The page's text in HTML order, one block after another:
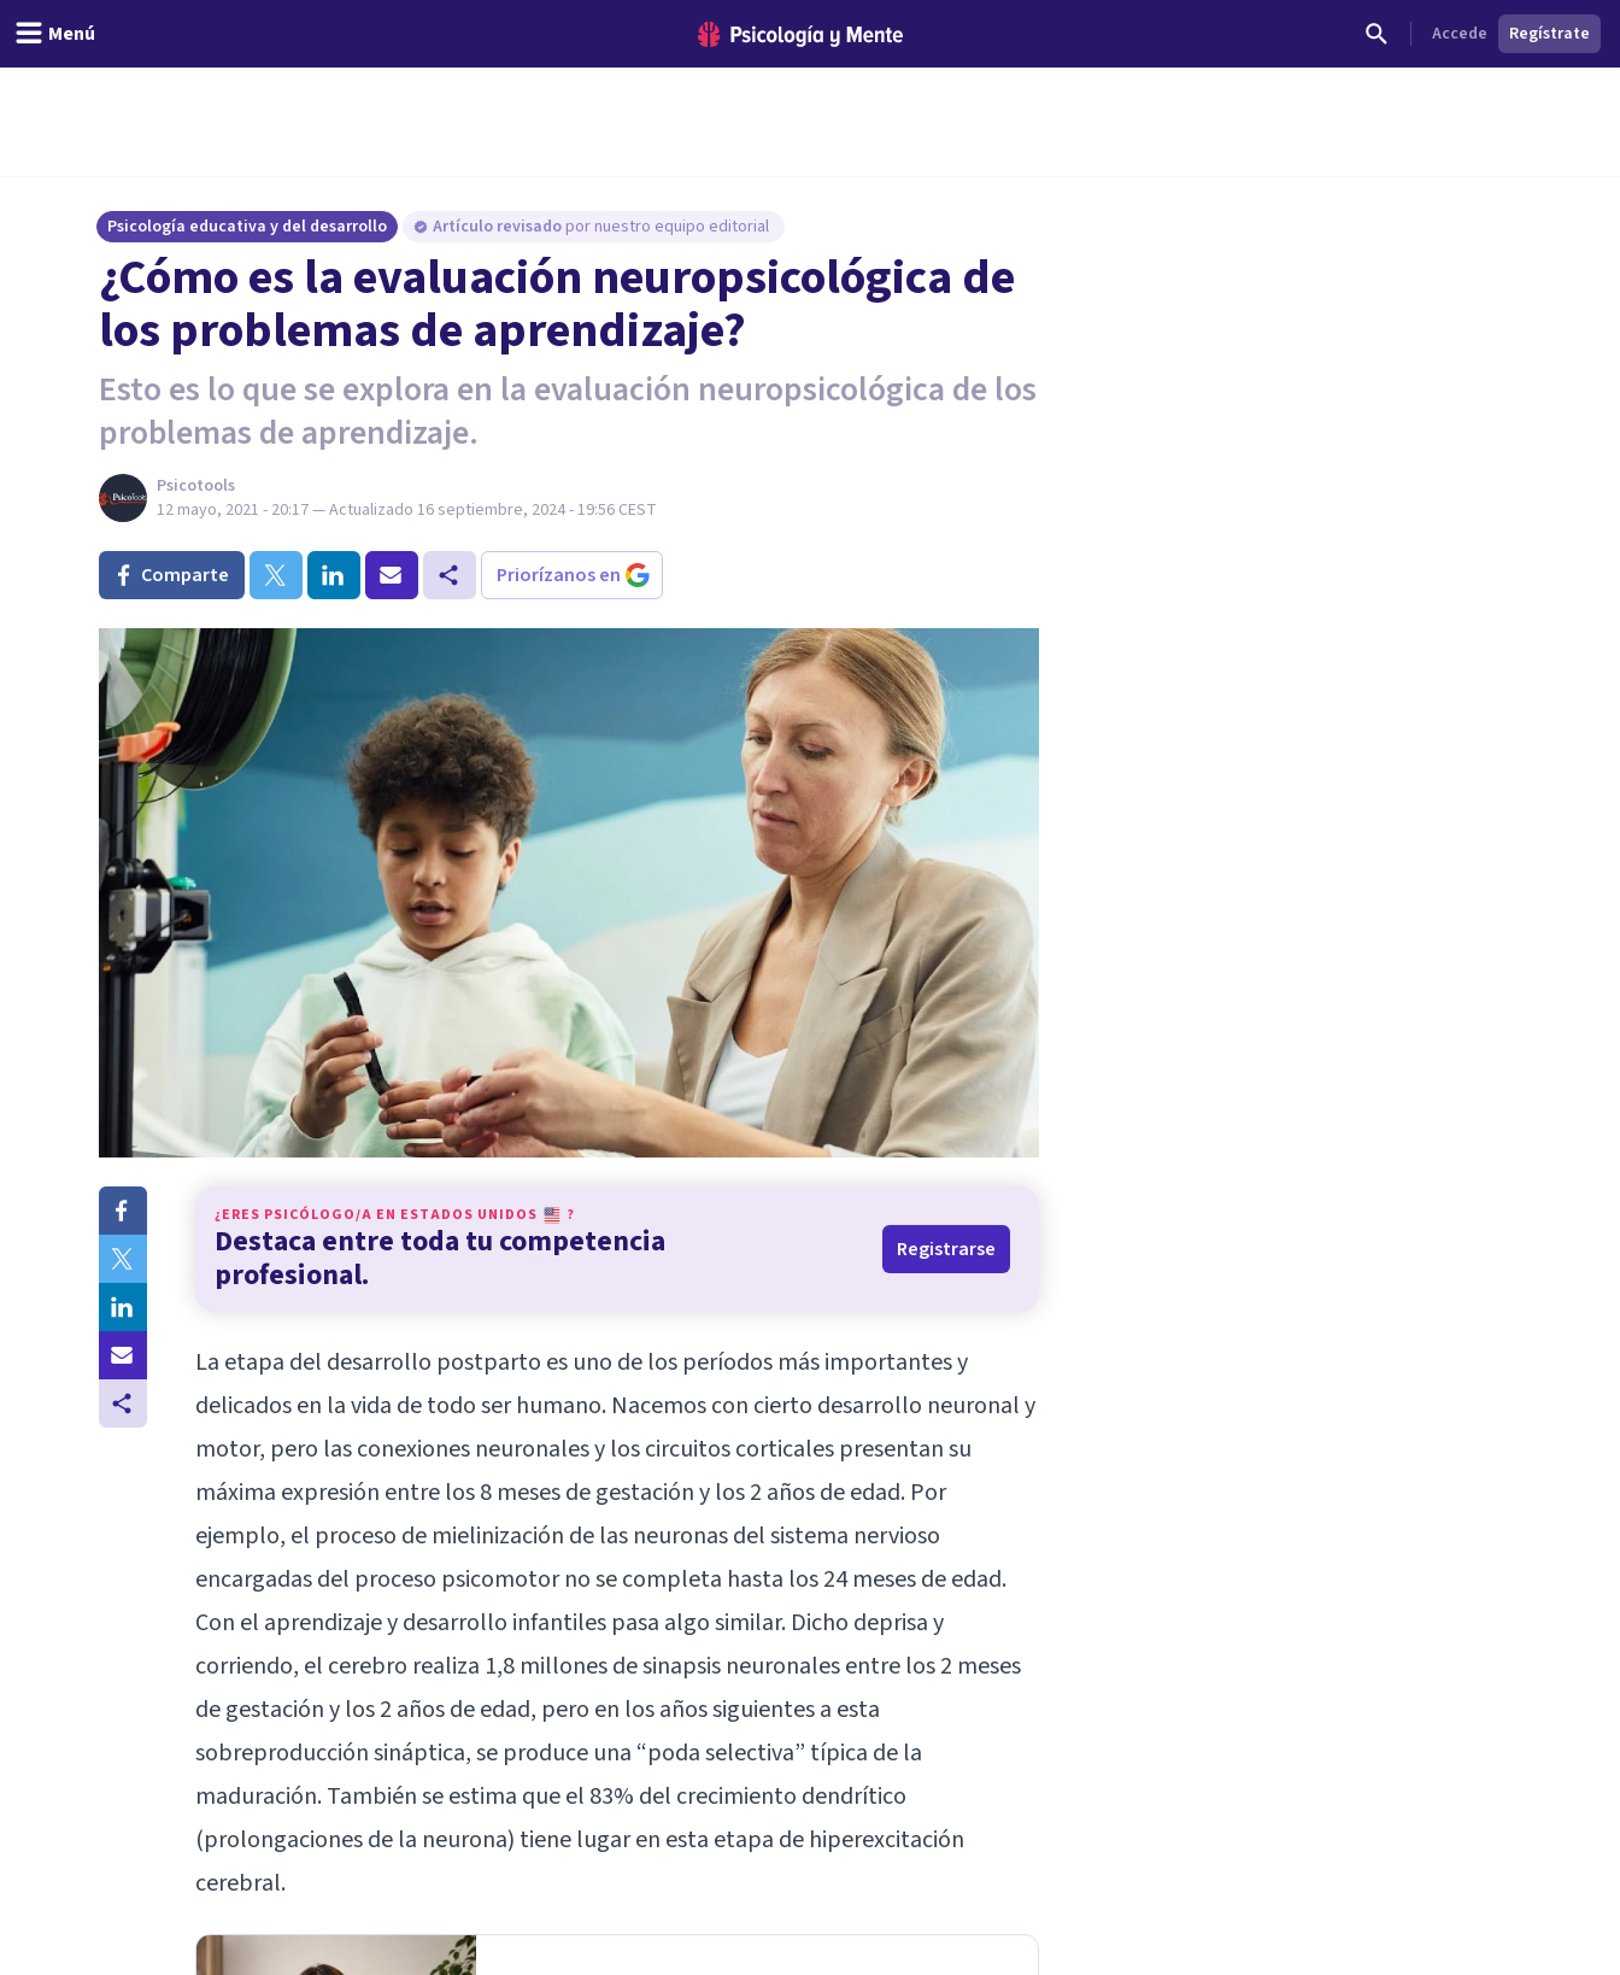
Menú Accede Regístrate
Psicología educativa y del desarrollo Artículo revisado por nuestro equipo editorial
¿Cómo es la evaluación neuropsicológica de
los problemas de aprendizaje?
Esto es lo que se explora en la evaluación neuropsicológica de los
problemas de aprendizaje.
Psicotools
12 mayo, 2021 - 20:17— Actualizado 16 septiembre, 2024 - 19:56 CEST
Comparte Priorízanos en
¿ERES PSICÓLOGO/A EN ESTADOS UNIDOS ?
Destaca entre toda tu competencia
profesional.
Registrarse
La etapa del desarrollo postparto es uno de los períodos más importantes y
delicados en la vida de todo ser humano. Nacemos con cierto desarrollo neuronal y
motor, pero las conexiones neuronales y los circuitos corticales presentan su
máxima expresión entre los 8 meses de gestación y los 2 años de edad. Por
ejemplo, el proceso de mielinización de las neuronas del sistema nervioso
encargadas del proceso psicomotor no se completa hasta los 24 meses de edad.
Con el aprendizaje y desarrollo infantiles pasa algo similar. Dicho deprisa y
corriendo, el cerebro realiza 1,8 millones de sinapsis neuronales entre los 2 meses
de gestación y los 2 años de edad, pero en los años siguientes a esta
sobreproducción sináptica, se produce una “poda selectiva” típica de la
maduración. También se estima que el 83% del crecimiento dendrítico
(prolongaciones de la neurona) tiene lugar en esta etapa de hiperexcitación
cerebral.